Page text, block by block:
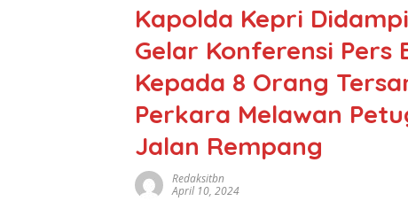
Kapolda Kepri
Gelar Konferensi
Kepada 8 Orang
Perkara Melawan
Jalan Rempang
Redaksitbn
April 10, 2024